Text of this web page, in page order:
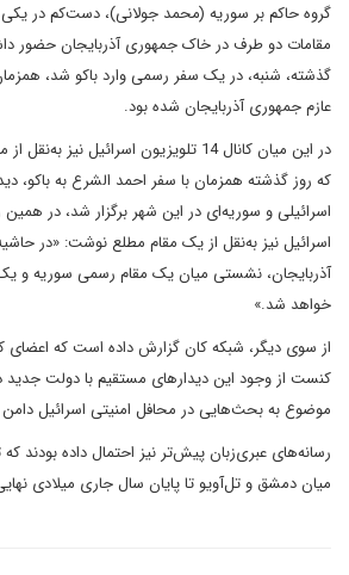
گروه حاکم بر سوریه (محمد جولانی)، دست‌کم در یکی
مقامات دو طرف در خاک جمهوری آذربایجان حضور
گذشته، شنبه، در یک سفر رسمی وارد باکو شد،
عازم جمهوری آذربایجان شده بود.
در این میان کانال 14 تلویزیون اسرائیل نیز
که روز گذشته همزمان با سفر احمد الشرع به باکو،
اسرائیلی و سوریه‌ای در این شهر برگزار شد، در همین
اسرائیل نیز به‌نقل از یک مقام مطلع نوشت: «در
آذربایجان، نشستی میان یک مقام رسمی سوریه و یک
خواهد شد.»
از سوی دیگر، شبکه کان گزارش داده است که اعضای
کنست از وجود این دیدارهای مستقیم با دولت جدید
موضوع به بحث‌هایی در محافل امنیتی اسرائیل
رسانه‌های عبری‌زبان پیش‌تر نیز احتمال داده بودند
میان دمشق و تل‌آویو تا پایان سال جاری میلادی